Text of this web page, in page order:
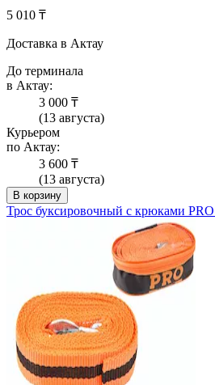
5 010 ₸
Доставка в Актау
До терминала
в Актау:
3 000 ₸
(13 августа)
Курьером
по Актау:
3 600 ₸
(13 августа)
В корзину
Трос буксировочный с крюками